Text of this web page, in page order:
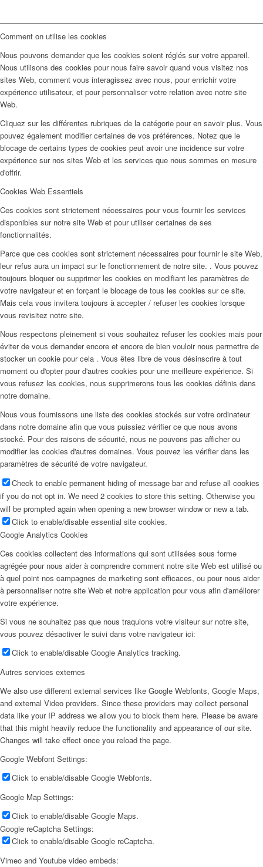
Comment on utilise les cookies
Nous pouvons demander que les cookies soient réglés sur votre appareil.
Nous utilisons des cookies pour nous faire savoir quand vous visitez nos
sites Web, comment vous interagissez avec nous, pour enrichir votre
expérience utilisateur, et pour personnaliser votre relation avec notre site
Web.
Cliquez sur les différentes rubriques de la catégorie pour en savoir plus. Vous
pouvez également modifier certaines de vos préférences. Notez que le
blocage de certains types de cookies peut avoir une incidence sur votre
expérience sur nos sites Web et les services que nous sommes en mesure
d'offrir.
Cookies Web Essentiels
Ces cookies sont strictement nécessaires pour vous fournir les services
disponibles sur notre site Web et pour utiliser certaines de ses
fonctionnalités.
Parce que ces cookies sont strictement nécessaires pour fournir le site Web,
leur refus aura un impact sur le fonctionnement de notre site. . Vous pouvez
toujours bloquer ou supprimer les cookies en modifiant les paramètres de
votre navigateur et en forçant le blocage de tous les cookies sur ce site.
Mais cela vous invitera toujours à accepter / refuser les cookies lorsque
vous revisitez notre site.
Nous respectons pleinement si vous souhaitez refuser les cookies mais pour
éviter de vous demander encore et encore de bien vouloir nous permettre de
stocker un cookie pour cela . Vous êtes libre de vous désinscrire à tout
moment ou d'opter pour d'autres cookies pour une meilleure expérience. Si
vous refusez les cookies, nous supprimerons tous les cookies définis dans
notre domaine.
Nous vous fournissons une liste des cookies stockés sur votre ordinateur
dans notre domaine afin que vous puissiez vérifier ce que nous avons
stocké. Pour des raisons de sécurité, nous ne pouvons pas afficher ou
modifier les cookies d'autres domaines. Vous pouvez les vérifier dans les
paramètres de sécurité de votre navigateur.
Check to enable permanent hiding of message bar and refuse all cookies
if you do not opt in. We need 2 cookies to store this setting. Otherwise you
will be prompted again when opening a new browser window or new a tab.
Click to enable/disable essential site cookies.
Google Analytics Cookies
Ces cookies collectent des informations qui sont utilisées sous forme
agrégée pour nous aider à comprendre comment notre site Web est utilisé ou
à quel point nos campagnes de marketing sont efficaces, ou pour nous aider
à personnaliser notre site Web et notre application pour vous afin d'améliorer
votre expérience.
Si vous ne souhaitez pas que nous traquions votre visiteur sur notre site,
vous pouvez désactiver le suivi dans votre navigateur ici:
Click to enable/disable Google Analytics tracking.
Autres services externes
We also use different external services like Google Webfonts, Google Maps,
and external Video providers. Since these providers may collect personal
data like your IP address we allow you to block them here. Please be aware
that this might heavily reduce the functionality and appearance of our site.
Changes will take effect once you reload the page.
Google Webfont Settings:
Click to enable/disable Google Webfonts.
Google Map Settings:
Click to enable/disable Google Maps.
Google reCaptcha Settings:
Click to enable/disable Google reCaptcha.
Vimeo and Youtube video embeds: